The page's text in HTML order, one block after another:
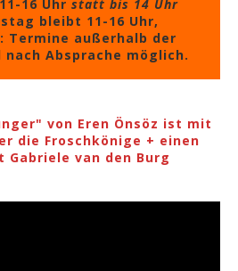
16 Uhr statt bis 14 Uhr
bleibt 11-16 Uhr,
außerhalb der
Absprache möglich.
von Eren Önsöz ist mit
die Froschkönige + einen
van den Burg